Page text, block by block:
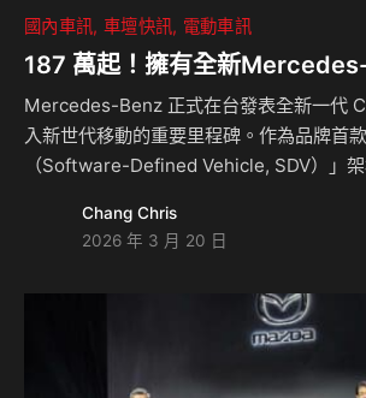
國內車訊 車壇快訊 電動車訊
187 萬起！擁有全新
Mercedes-Benz 正式在台發表全新一代
入新世代移動的重要里程碑。作為品牌首
（Software-Defined Vehicle, SDV）」
全新標準。自全球亮相以來，全新 CLA 即
定，並於 2026 年初榮獲歐洲「年度風雲
得最高評價，獲選為年度「Best
CLA短影音 全新 CLA 為首款基於 MMA（
Chang Chris
2026 年 3 月 20 日